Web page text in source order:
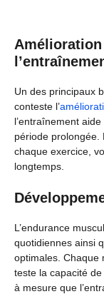
Amélioration
Un des principaux
conteste l’
l’entraînement
période prolongée.
chaque exercice,
longtemps.
L’endurance
quotidiennes ainsi
optimales. Chaque
teste la capacité
à mesure que